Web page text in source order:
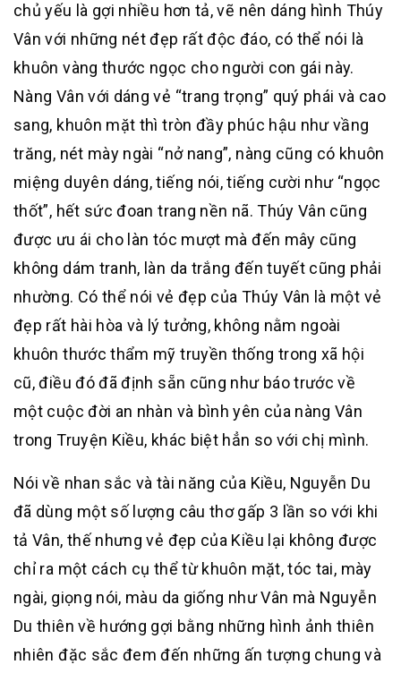
chủ yếu là gợi nhiều hơn tả, vẽ nên dáng hình Thúy
Vân với những nét đẹp rất độc đáo, có thể nói là
khuôn vàng thước ngọc cho người con gái này.
Nàng Vân với dáng vẻ “trang trọng” quý phái và cao
sang, khuôn mặt thì tròn đầy phúc hậu như vầng
trăng, nét mày ngài “nở nang”, nàng cũng có khuôn
miệng duyên dáng, tiếng nói, tiếng cười như “ngọc
thốt”, hết sức đoan trang nền nã. Thúy Vân cũng
được ưu ái cho làn tóc mượt mà đến mây cũng
không dám tranh, làn da trắng đến tuyết cũng phải
nhường. Có thể nói vẻ đẹp của Thúy Vân là một vẻ
đẹp rất hài hòa và lý tưởng, không nằm ngoài
khuôn thước thẩm mỹ truyền thống trong xã hội
cũ, điều đó đã định sẵn cũng như báo trước về
một cuộc đời an nhàn và bình yên của nàng Vân
trong Truyện Kiều, khác biệt hẳn so với chị mình.
Nói về nhan sắc và tài năng của Kiều, Nguyễn Du
đã dùng một số lượng câu thơ gấp 3 lần so với khi
tả Vân, thế nhưng vẻ đẹp của Kiều lại không được
chỉ ra một cách cụ thể từ khuôn mặt, tóc tai, mày
ngài, giọng nói, màu da giống như Vân mà Nguyễn
Du thiên về hướng gợi bằng những hình ảnh thiên
nhiên đặc sắc đem đến những ấn tượng chung và